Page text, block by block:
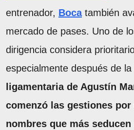
entrenador, Bocatambién
mercado de pases. Uno de
dirigencia considera
especialmente después de la
ligamentaria de Agustín
comenzó las gestiones
nombres que más seducen